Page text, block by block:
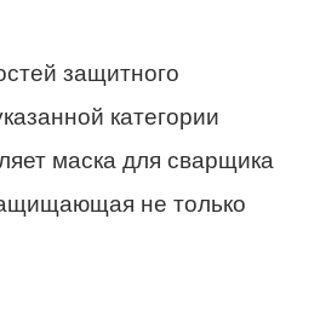
защитного
категории
маска для сварщика
не только